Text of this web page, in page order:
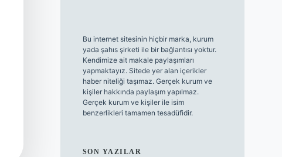
Bu internet sitesinin hiçbir marka, kurum
yada şahıs şirketi ile bir bağlantısı yoktur.
Kendimize ait makale paylaşımları
yapmaktayız. Sitede yer alan içerikler
haber niteliği taşımaz. Gerçek kurum ve
kişiler hakkında paylaşım yapılmaz.
Gerçek kurum ve kişiler ile isim
benzerlikleri tamamen tesadüfidir.
SON YAZILAR